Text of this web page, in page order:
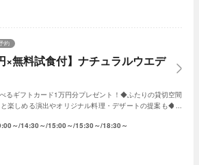
×無料試食付】ナチュラルウエデ
約
るギフトカード1万円分プレゼント！◆ふたりの貸切空間
楽しめる演出やオリジナル料理・デザートの提案も◆セ
～ 14:30～ 15:00～ 15:30～ 18:30～